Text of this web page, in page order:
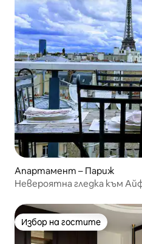
Апартамент – Париж
Невероятна гледка към
Избор на гостите
Избор на гостите